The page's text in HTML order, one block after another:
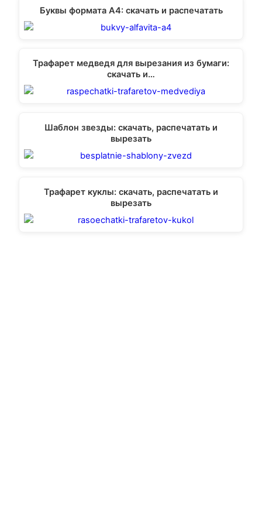
Буквы формата А4: скачать и распечатать
Трафарет медведя для вырезания из бумаги:
скачать и…
Шаблон звезды: скачать, распечатать и
вырезать
Трафарет куклы: скачать, распечатать и
вырезать